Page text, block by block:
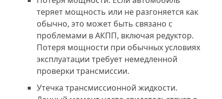
теряет мощность или не разгоняется как
обычно, это может быть связано с
проблемами в АКПП, включая редуктор.
Потеря мощности при обычных условиях
эксплуатации требует немедленной
проверки трансмиссии.
Утечка трансмиссионной жидкости.